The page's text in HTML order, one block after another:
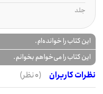
جلد
این کتاب را خوانده‌ام.
این کتاب را می‌خواهم بخوانم.
نظرات کاربران
(0 نظر)